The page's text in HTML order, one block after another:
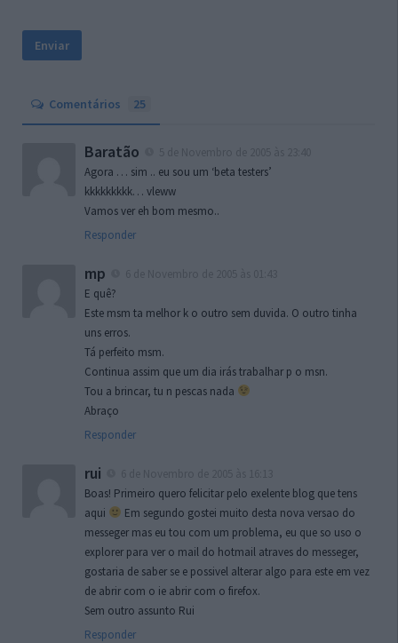
Comentários 25
Baratão
Agora … sim .. eu sou um ‘beta testers’
kkkkkkkkk… vleww
Vamos ver eh bom mesmo..
Responder
mp
E quê?
Este msm ta melhor k o outro sem duvida. O outro tinha
uns erros.
Tá perfeito msm.
Continua assim que um dia irás trabalhar p o msn.
Tou a brincar, tu n pescas nada
Abraço
Responder
rui
Boas! Primeiro quero felicitar pelo exelente blog que tens
aqui
Em segundo gostei muito desta nova versao do
messeger mas eu tou com um problema, eu que so uso o
explorer para ver o mail do hotmail atraves do messeger,
gostaria de saber se e possivel alterar algo para este em vez
de abrir com o ie abrir com o firefox.
Sem outro assunto Rui
Responder